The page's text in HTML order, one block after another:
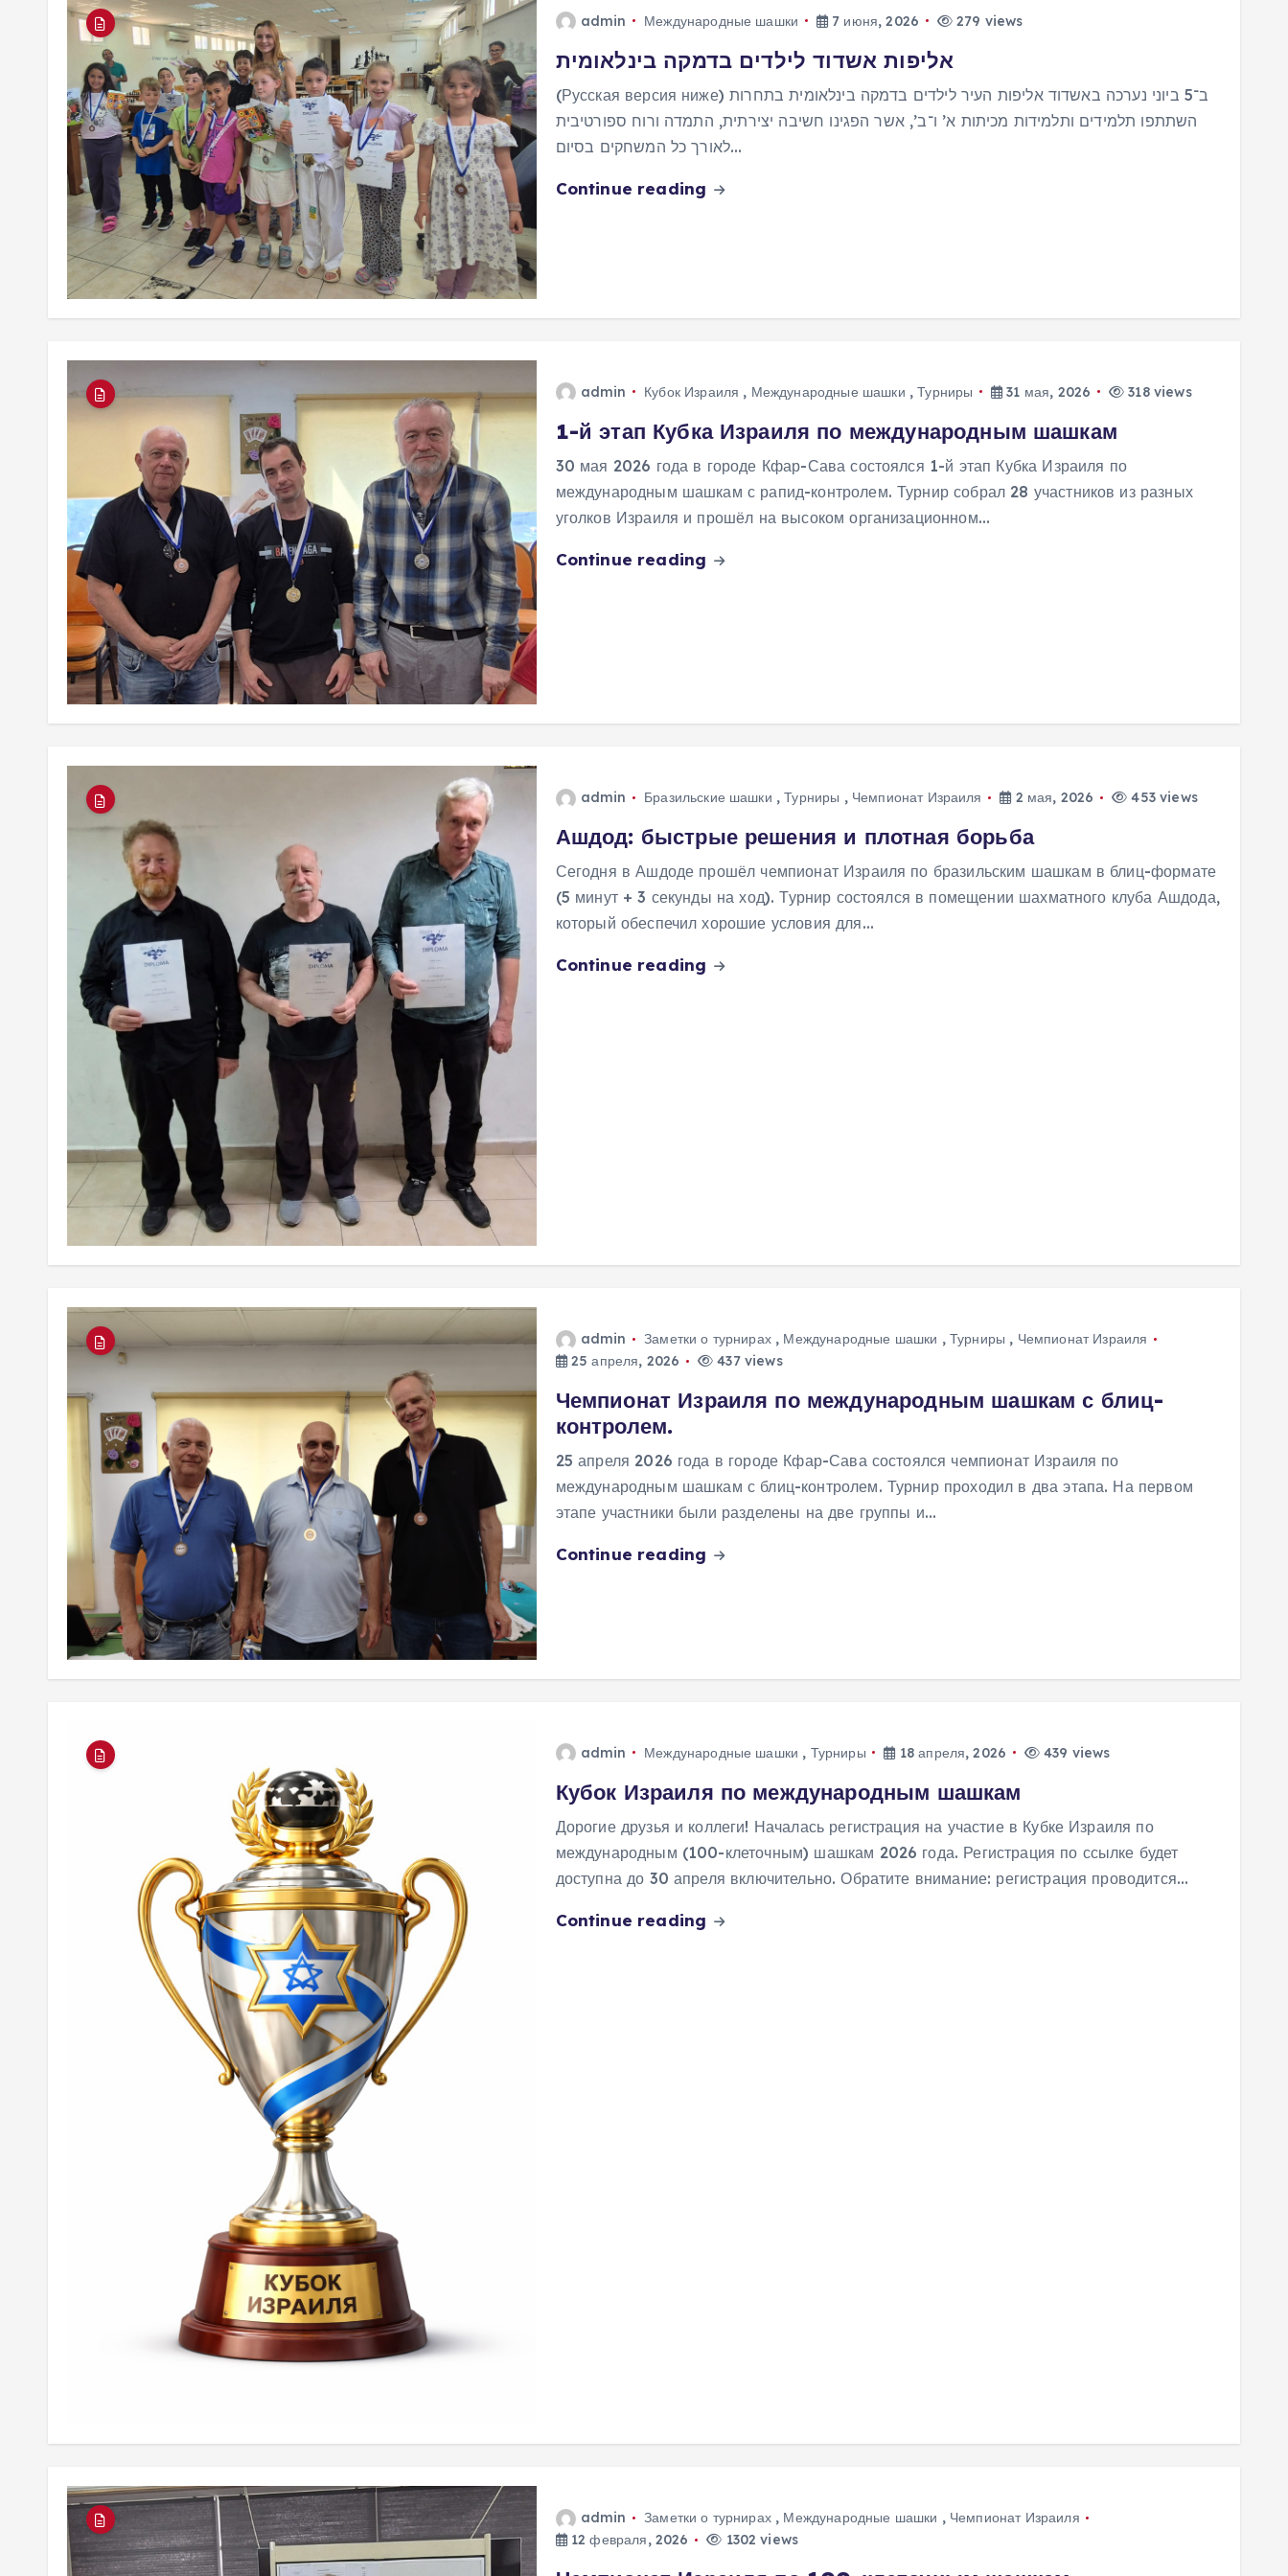
admin Международные шашки 7 июня, 2026 279 views
אליפות אשדוד לילדים בדמקה בינלאומית
(Русская версия ниже) ב־5 ביוני נערכה באשדוד אליפות העיר לילדים בדמקה בינלאומית בתחרות
השתתפו תלמידים ותלמידות מכיתות א’ ו־ב’, אשר הפגינו חשיבה יצירתית, התמדה ורוח ספורטיבית
לאורך כל המשחקים בסיום…
Continue reading
admin Кубок Израиля , Международные шашки ,Турниры 31 мая, 2026 318 views
1-й этап Кубка Израиля по международным шашкам
30 мая 2026 года в городе Кфар-Сава состоялся 1-й этап Кубка Израиля по
международным шашкам с рапид-контролем. Турнир собрал 28 участников из разных
уголков Израиля и прошёл на высоком организационном…
Continue reading
admin Бразильские шашки ,Турниры , Чемпионат Израиля 2 мая, 2026 453 views
Ашдод: быстрые решения и плотная борьба
Сегодня в Ашдоде прошёл чемпионат Израиля по бразильским шашкам в блиц-формате
(5 минут + 3 секунды на ход). Турнир состоялся в помещении шахматного клуба Ашдода,
который обеспечил хорошие условия для…
Continue reading
admin Заметки о турнирах, Международные шашки , Турниры , Чемпионат Израиля
25 апреля, 2026
437 views
Чемпионат Израиля по международным шашкам с блиц-
контролем.
25 апреля 2026 года в городе Кфар-Сава состоялся чемпионат Израиля по
международным шашкам с блиц-контролем. Турнир проходил в два этапа. На первом
этапе участники были разделены на две группы и…
Continue reading
admin Международные шашки , Турниры 18 апреля, 2026 439 views
Кубок Израиля по международным шашкам
Дорогие друзья и коллеги! Началась регистрация на участие в Кубке Израиля по
международным (100-клеточным) шашкам 2026 года. Регистрация по ссылке будет
доступна до 30 апреля включительно. Обратите внимание: регистрация проводится…
Continue reading
admin Заметки о турнирах, Международные шашки , Чемпионат Израиля
12 февраля, 2026
1302 views